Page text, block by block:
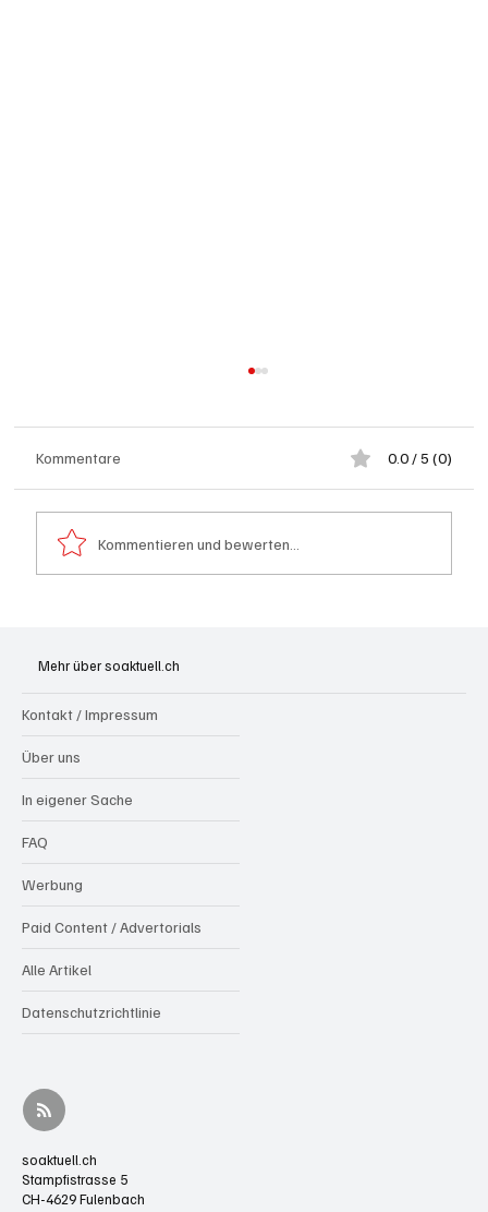
Kommentare 0.0 / 5 (0)
Kommentieren und bewerten...
Mehr über soaktuell.ch
Kontakt / Impressum
Über uns
In eigener Sache
FAQ
Werbung
Paid Content / Advertorials
Alle Artikel
Datenschutzrichtlinie
soaktuell.ch
Stampfistrasse 5
CH-4629 Fulenbach